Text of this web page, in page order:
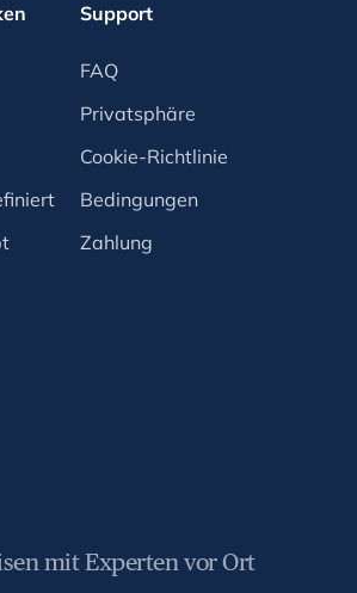
Support
FAQ
Privatsphäre
Cookie-Richtlinie
Bedingungen
Zahlung
mit Experten vor Ort